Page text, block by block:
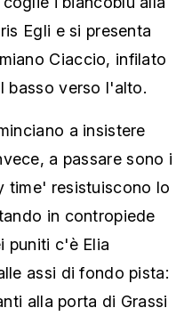
Egli e si presenta
Ciaccio, infilato
basso verso l'alto.
a insistere
a passare sono i
time' resistuiscono lo
in contropiede
puniti c'è Elia
assi di fondo pista:
alla porta di Grassi